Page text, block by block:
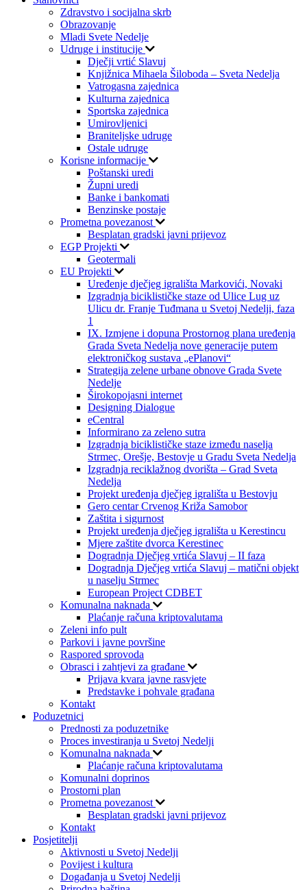
Zdravstvo i socijalna skrb
Obrazovanje
Mladi Svete Nedelje
Udruge i institucije
Dječji vrtić Slavuj
Knjižnica Mihaela Šiloboda – Sveta Nedelja
Vatrogasna zajednica
Kulturna zajednica
Sportska zajednica
Umirovljenici
Braniteljske udruge
Ostale udruge
Korisne informacije
Poštanski uredi
Župni uredi
Banke i bankomati
Benzinske postaje
Prometna povezanost
Besplatan gradski javni prijevoz
EGP Projekti
Geotermali
EU Projekti
Uređenje dječjeg igrališta Markovići, Novaki
Izgradnja biciklističke staze od Ulice Lug uz
Ulicu dr. Franje Tuđmana u Svetoj Nedelji, faza
1
IX. Izmjene i dopuna Prostornog plana uređenja
Grada Sveta Nedelja nove generacije putem
elektroničkog sustava „ePlanovi“
Strategija zelene urbane obnove Grada Svete
Nedelje
Širokopojasni internet
Designing Dialogue
eCentral
Informirano za zeleno sutra
Izgradnja biciklističke staze između naselja
Strmec, Orešje, Bestovje u Gradu Sveta Nedelja
Izgradnja reciklažnog dvorišta – Grad Sveta
Nedelja
Projekt uređenja dječjeg igrališta u Bestovju
Gero centar Crvenog Križa Samobor
Zaštita i sigurnost
Projekt uređenja dječjeg igrališta u Kerestincu
Mjere zaštite dvorca Kerestinec
Dogradnja Dječjeg vrtića Slavuj – II faza
Dogradnja Dječjeg vrtića Slavuj – matični objekt
u naselju Strmec
European Project CDBET
Komunalna naknada
Plaćanje računa kriptovalutama
Zeleni info pult
Parkovi i javne površine
Raspored sprovoda
Obrasci i zahtjevi za građane
Prijava kvara javne rasvjete
Predstavke i pohvale građana
Kontakt
Poduzetnici
Prednosti za poduzetnike
Proces investiranja u Svetoj Nedelji
Komunalna naknada
Plaćanje računa kriptovalutama
Komunalni doprinos
Prostorni plan
Prometna povezanost
Besplatan gradski javni prijevoz
Kontakt
Posjetitelji
Aktivnosti u Svetoj Nedelji
Povijest i kultura
Događanja u Svetoj Nedelji